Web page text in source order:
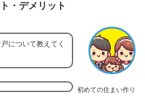
・デメリット
初めての住まい作り
について教えてく